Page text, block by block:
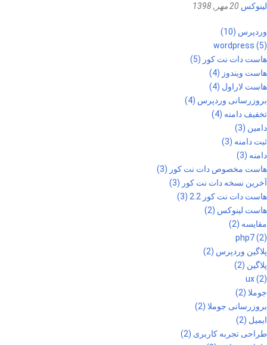
لینوکس 20 مهر, 1398
وردپرس (10)
wordpress (5)
هاست دات نت کور (5)
هاست ویندوز (4)
هاست لاراول (4)
بروزرسانی وردپرس (4)
تخفیف دامنه (4)
دامین (3)
ثبت دامنه (3)
دامنه (3)
هاست مخصوص دات نت کور (3)
آخرین نسخه دات نت کور (3)
هاست دات نت کور 2.2 (3)
هاست لینوکس (2)
مقایسه (2)
php7 (2)
پلاگین وردپرس (2)
پلاگین (2)
ux (2)
جوملا (2)
بروزرسانی جوملا (2)
ایمیل (2)
طراحی تجربه کاربری (2)